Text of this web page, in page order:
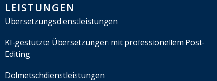
LEISTUNGEN
Übersetzungsdienstleistungen
KI-gestützte Übersetzungen mit professionellem Post-
Editing
Dolmetschdienstleistungen